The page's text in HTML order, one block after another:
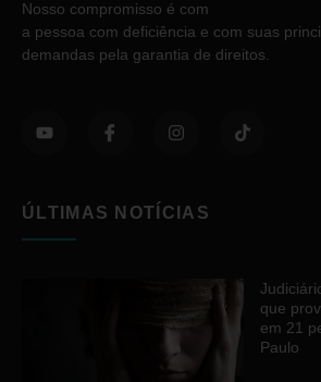
Nosso compromisso é com
a pessoa com deficiência e com suas
demandas pela garantia de direitos.
ÚLTIMAS NOTÍCIAS
que
em 21
Paulo